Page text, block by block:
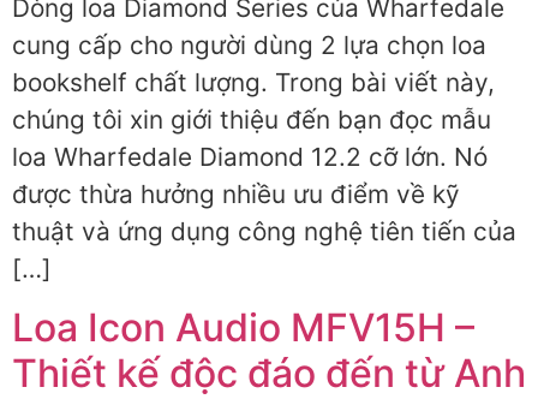
Dòng loa Diamond Series của Wharfedale
cung cấp cho người dùng 2 lựa chọn loa
bookshelf chất lượng. Trong bài viết này,
chúng tôi xin giới thiệu đến bạn đọc mẫu
loa Wharfedale Diamond 12.2 cỡ lớn. Nó
được thừa hưởng nhiều ưu điểm về kỹ
thuật và ứng dụng công nghệ tiên tiến của
[…]
Loa Icon Audio MFV15H –
Thiết kế độc đáo đến từ Anh